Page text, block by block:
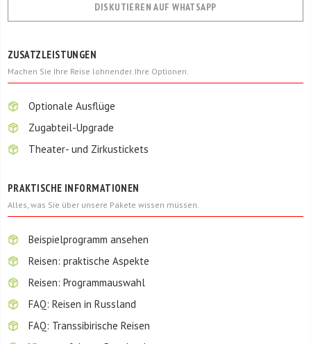
DISKUTIEREN AUF WHATSAPP
ZUSATZLEISTUNGEN
Machen Sie Ihre Reise lohnender. Ihre Optionen.
Optionale Ausflüge
Zugabteil-Upgrade
Theater- und Zirkustickets
PRAKTISCHE INFORMATIONEN
Alles, was Sie über unsere Pakete wissen müssen.
Beispielprogramm ansehen
Reisen: praktische Aspekte
Reisen: Programmauswahl
FAQ: Reisen in Russland
FAQ: Transsibirische Reisen